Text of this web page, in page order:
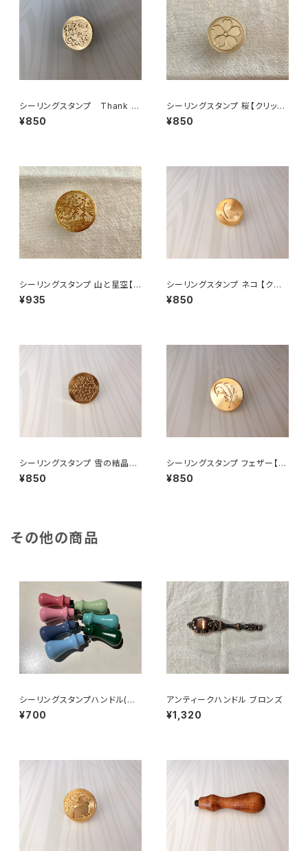
シーリングスタンプ Thank y
ou【クリックポスト対応】
¥850
シーリングスタンプ 桜【クリック
ポスト対応】
¥850
シーリングスタンプ 山と星空【ク
リックポスト対応】
¥935
シーリングスタンプ ネコ 【クリッ
クポスト対応】
¥850
シーリングスタンプ 雪の結晶
【クリックポスト対応】
¥850
シーリングスタンプ フェザー【ク
リックポスト対応】
¥850
その他の商品
シーリングスタンプハンドル(小
さめ)
¥700
アンティークハンドル ブロンズ
¥1,320